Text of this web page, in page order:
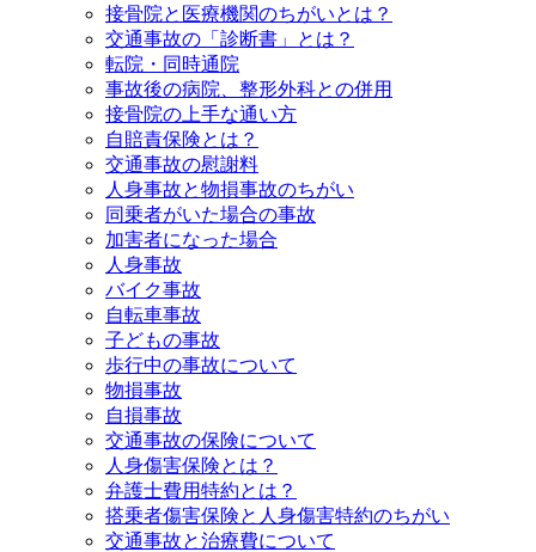
接骨院と医療機関のちがいとは？
交通事故の「診断書」とは？
転院・同時通院
事故後の病院、整形外科との併用
接骨院の上手な通い方
自賠責保険とは？
交通事故の慰謝料
人身事故と物損事故のちがい
同乗者がいた場合の事故
加害者になった場合
人身事故
バイク事故
自転車事故
子どもの事故
歩行中の事故について
物損事故
自損事故
交通事故の保険について
人身傷害保険とは？
弁護士費用特約とは？
搭乗者傷害保険と人身傷害特約のちがい
交通事故と治療費について